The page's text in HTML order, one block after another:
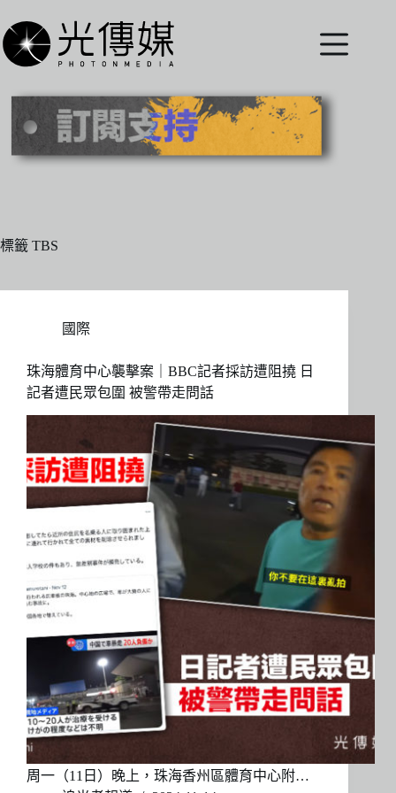
至
主
內
標籤 TBS
國際
珠海體育中心襲擊案｜BBC記者採訪遭阻撓 日
記者遭民眾包圍 被警帶走問話
周一（11日）晚上，珠海香州區體育中心附…